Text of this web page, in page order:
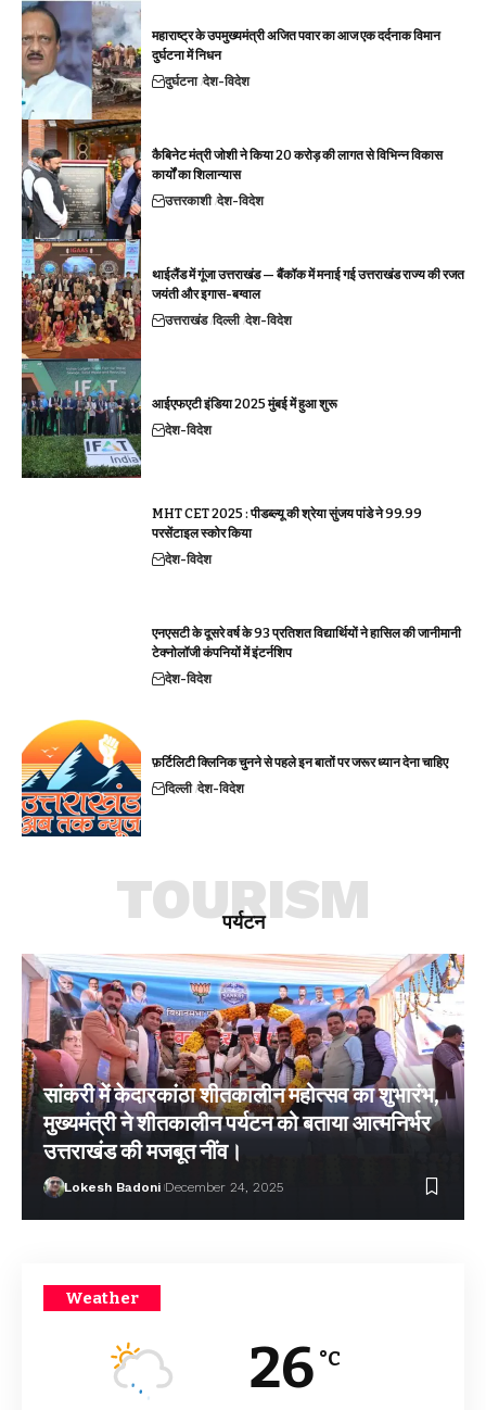
महाराष्ट्र के उपमुख्यमंत्री अजित पवार का आज एक दर्दनाक विमान
दुर्घटना में निधन
दुर्घटना देश-विदेश
कैबिनेट मंत्री जोशी ने किया 20 करोड़ की लागत से विभिन्न विकास
कार्यों का शिलान्यास
उत्तरकाशी देश-विदेश
थाईलैंड में गूंजा उत्तराखंड — बैंकॉक में मनाई गई उत्तराखंड राज्य की रजत
जयंती और इगास-बग्वाल
उत्तराखंड दिल्ली देश-विदेश
आईएफएटी इंडिया 2025 मुंबई में हुआ शुरू
देश-विदेश
MHT CET 2025 : पीडब्ल्यू की श्रेया सुंजय पांडे ने 99.99
परसेंटाइल स्कोर किया
देश-विदेश
एनएसटी के दूसरे वर्ष के 93 प्रतिशत विद्यार्थियों ने हासिल की जानीमानी
टेक्नोलॉजी कंपनियों में इंटर्नशिप
देश-विदेश
फ़र्टिलिटी क्लिनिक चुनने से पहले इन बातों पर जरूर ध्यान देना चाहिए
दिल्ली देश-विदेश
पर्यटन
TOURISM
सांकरी में केदारकांठा शीतकालीन महोत्सव का शुभारंभ,
मुख्यमंत्री ने शीतकालीन पर्यटन को बताया आत्मनिर्भर
उत्तराखंड की मजबूत नींव।
Lokesh Badoni December 24, 2025
Weather
26 °C